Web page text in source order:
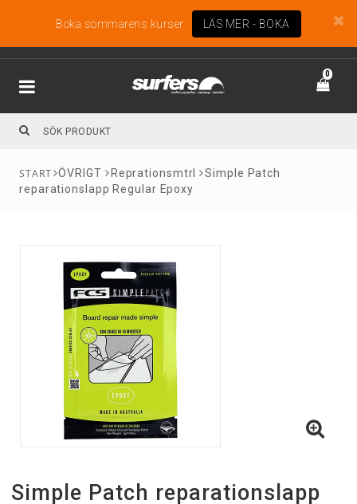
Boka sommarens kurser LÄS MER - BOKA
0
ÖVRIGT Reprationsmtrl
Simple Patch
reparationslapp Regular Epoxy
Simple Patch reparationslapp